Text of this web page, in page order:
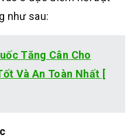
như sau:
Tăng Cân Cho
Và An Toàn Nhất [